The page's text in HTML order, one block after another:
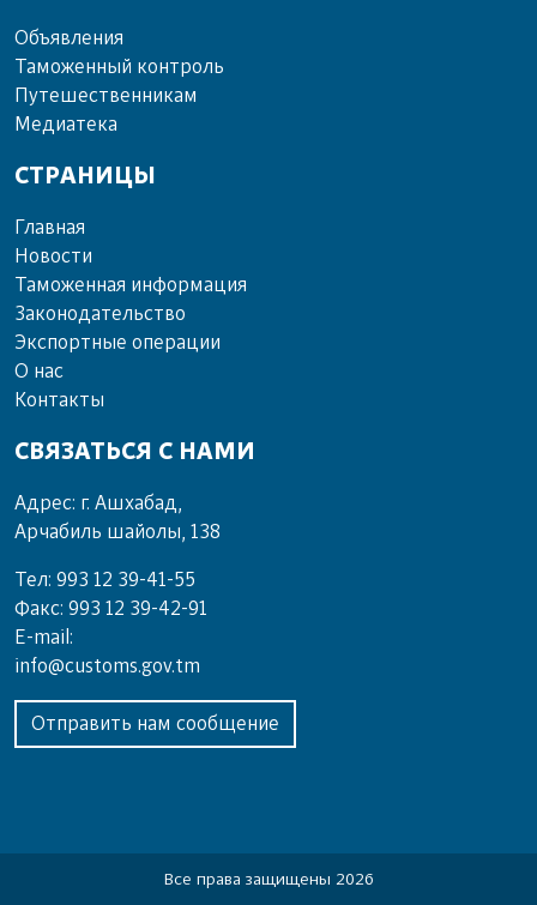
Объ­яв­ле­ния
Та­мо­жен­ный кон­троль
Пу­те­шест­вен­ни­кам
Ме­диа­те­ка
СТРАНИЦЫ
Главная
Новости
Таможенная информация
Законодательство
Экспортные операции
О нас
Контакты
СВЯЗАТЬСЯ С НАМИ
Адрес: г. Ашхабад,
Арчабиль шайолы, 138
Тел: 993 12 39-41-55
Факс: 993 12 39-42-91
E-mail:
info@customs.gov.tm
Отправить нам сообщение
Все права защищены 2026